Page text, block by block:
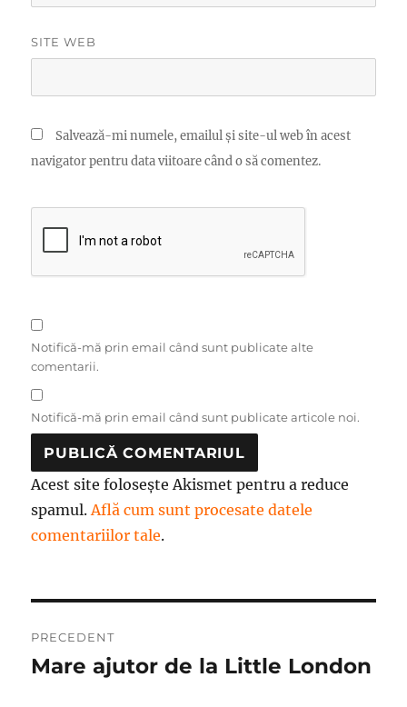
SITE WEB
Salvează-mi numele, emailul și site-ul web în acest
navigator pentru data viitoare când o să comentez.
Notifică-mă prin email când sunt publicate alte
comentarii.
Notifică-mă prin email când sunt publicate articole noi.
Acest site folosește Akismet pentru a reduce
spamul.Află cum sunt procesate datele
comentariilor tale.
în
PRECEDENT
Articolul
Mare ajutor de la Little London